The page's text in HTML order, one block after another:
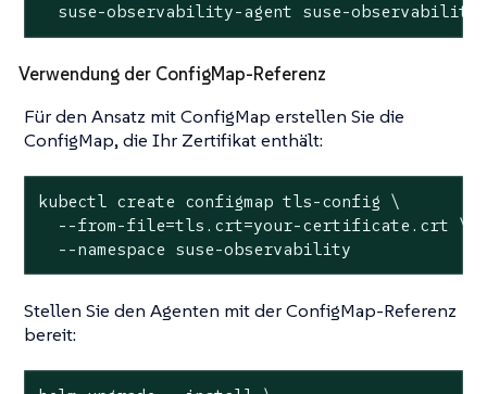
suse-observability-agent suse-
Verwendung der ConfigMap-Referenz
Für den Ansatz mit ConfigMap erstellen Sie die
ConfigMap, die Ihr Zertifikat enthält:
kubectl create configmap tls-config \
  --from-file=tls.crt=your-certificate.crt \
  --namespace suse-observability
Stellen Sie den Agenten mit der ConfigMap-Referenz
bereit: